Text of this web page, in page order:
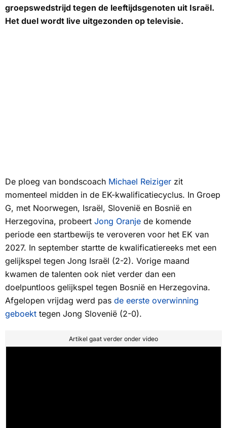
groepswedstrijd tegen de leeftijdsgenoten uit Israël.
Het duel wordt live uitgezonden op televisie.
De ploeg van bondscoach Michael Reiziger zit
momenteel midden in de EK-kwalificatiecyclus. In Groep
G, met Noorwegen, Israël, Slovenië en Bosnië en
Herzegovina, probeert Jong Oranje de komende
periode een startbewijs te veroveren voor het EK van
2027. In september startte de kwalificatiereeks met een
gelijkspel tegen Jong Israël (2-2). Vorige maand
kwamen de talenten ook niet verder dan een
doelpuntloos gelijkspel tegen Bosnië en Herzegovina.
Afgelopen vrijdag werd pas de eerste overwinning
geboekt tegen Jong Slovenië (2-0).
Artikel gaat verder onder video